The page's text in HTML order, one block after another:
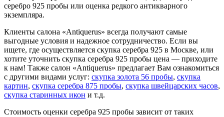
серебро 925 пробы или оценка редкого антикварного
экземпляра.
Клиенты салона «Antiquerus» всегда получают самые
выгодные условия и надежное сотрудничество. Если вы
ищете, где осуществляется скупка серебра 925 в Москве, или
хотите уточнить скупка серебра 925 пробы цена — приходите
к нам! Также салон «Antiquerus» предлагает Вам ознакомиться
с другими видами услуг: скупка золота 56 пробы, скупка
картин, скупка серебра 875 пробы, скупка швейцарских часов,
скупка старинных икон и т.д.
Стоимость оценки серебра 925 пробы зависит от таких